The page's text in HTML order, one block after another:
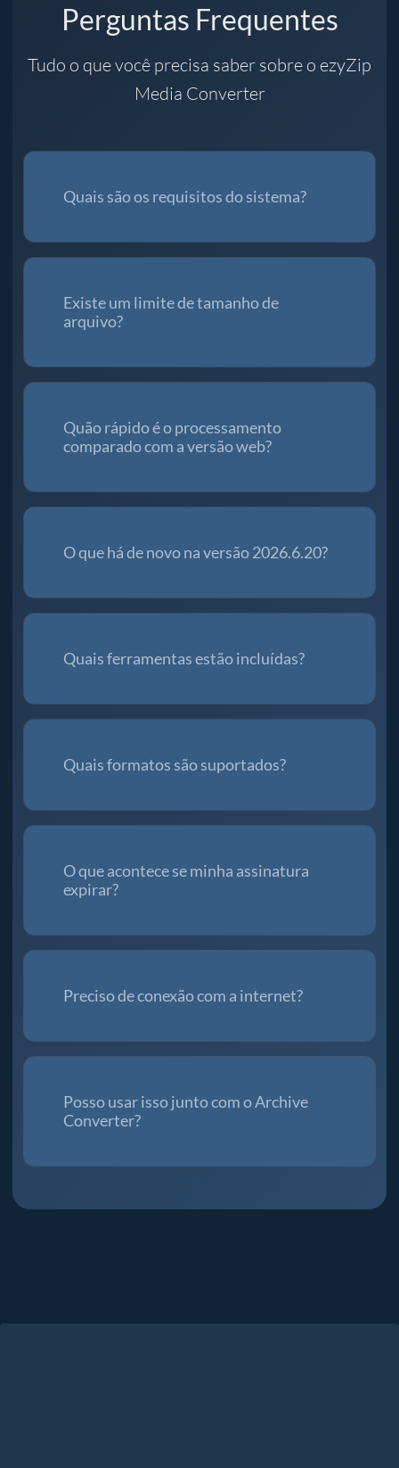
Perguntas Frequentes
Tudo o que você precisa saber sobre o ezyZip
Media Converter
Quais são os requisitos do sistema?
Existe um limite de tamanho de
arquivo?
Quão rápido é o processamento
comparado com a versão web?
O que há de novo na versão 2026.6.20?
Quais ferramentas estão incluídas?
Quais formatos são suportados?
O que acontece se minha assinatura
expirar?
Preciso de conexão com a internet?
Posso usar isso junto com o Archive
Converter?